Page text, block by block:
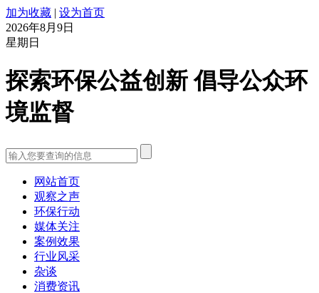
加为收藏 | 设为首页
2026年8月9日
星期日
探索环保公益创新 倡导公众环
境监督
网站首页
观察之声
环保行动
媒体关注
案例效果
行业风采
杂谈
消费资讯